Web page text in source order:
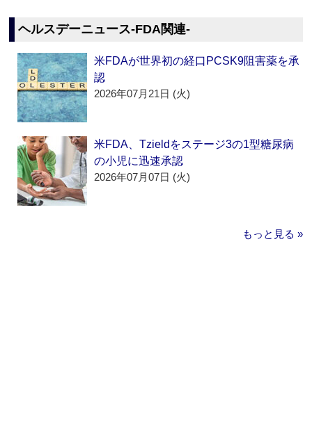
ヘルスデーニュース‐FDA関連‐
米FDAが世界初の経口PCSK9阻害薬を承
認
2026年07月21日 (火)
米FDA、Tzieldをステージ3の1型糖尿病
の小児に迅速承認
2026年07月07日 (火)
もっと見る »